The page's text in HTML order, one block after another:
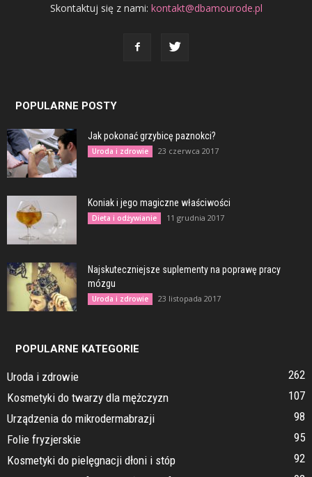
Skontaktuj się z nami: kontakt@dbamourode.pl
POPULARNE POSTY
Jak pokonać grzybicę paznokci?
Uroda i zdrowie 23 czerwca 2017
Koniak i jego magiczne właściwości
Dieta i odżywianie 11 grudnia 2017
Najskuteczniejsze suplementy na poprawę pracy
mózgu
Uroda i zdrowie 23 listopada 2017
POPULARNE KATEGORIE
Uroda i zdrowie
262
Kosmetyki do twarzy dla mężczyzn
107
Urządzenia do mikrodermabrazji
98
Folie fryzjerskie
95
Kosmetyki do pielęgnacji dłoni i stóp
92